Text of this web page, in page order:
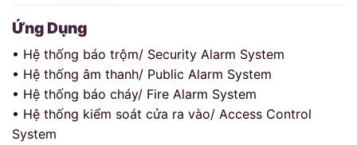
Ứng Dụng
• Hệ thống báo trộm/ Security Alarm System
• Hệ thống âm thanh/ Public Alarm System
• Hệ thống báo cháy/ Fire Alarm System
• Hệ thống kiểm soát cửa ra vào/ Access Control
System